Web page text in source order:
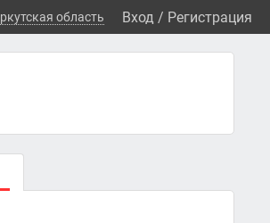
область Вход / Регистрация